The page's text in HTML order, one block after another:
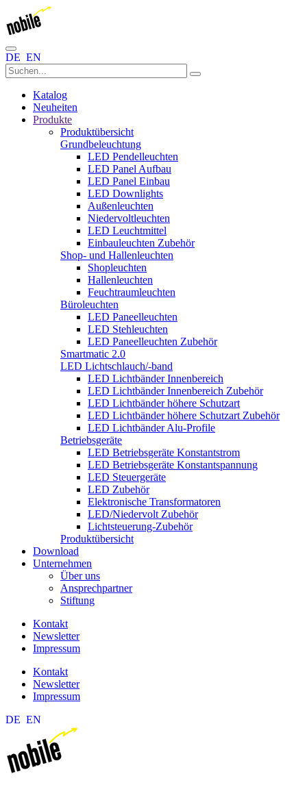
DE EN
Katalog
Neuheiten
Produkte
Produktübersicht
Grundbeleuchtung
LED Pendelleuchten
LED Panel Aufbau
LED Panel Einbau
LED Downlights
Außenleuchten
Niedervoltleuchten
LED Leuchtmittel
Einbauleuchten Zubehör
Shop- und Hallenleuchten
Shopleuchten
Hallenleuchten
Feuchtraumleuchten
Büroleuchten
LED Paneelleuchten
LED Stehleuchten
LED Paneelleuchten Zubehör
Smartmatic 2.0
LED Lichtschlauch/-band
LED Lichtbänder Innenbereich
LED Lichtbänder Innenbereich Zubehör
LED Lichtbänder höhere Schutzart
LED Lichtbänder höhere Schutzart Zubehör
LED Lichtbänder Alu-Profile
Betriebsgeräte
LED Betriebsgeräte Konstantstrom
LED Betriebsgeräte Konstantspannung
LED Steuergeräte
LED Zubehör
Elektronische Transformatoren
LED/Niedervolt Zubehör
Lichtsteuerung-Zubehör
Produktübersicht
Download
Unternehmen
Über uns
Ansprechpartner
Stiftung
Kontakt
Newsletter
Impressum
Kontakt
Newsletter
Impressum
DE EN